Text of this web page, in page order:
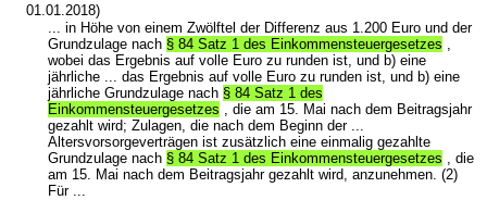
01.01.2018)
... in Höhe von einem Zwölftel der Differenz aus 1.200 Euro und der
Grundzulage nach § 84 Satz 1 des Einkommensteuergesetzes
wobei das Ergebnis auf volle Euro zu runden ist, und b) eine
jährliche ... das Ergebnis auf volle Euro zu runden ist, und b) eine
jährliche Grundzulage nach § 84 Satz 1 des
Einkommensteuergesetzes , die am 15. Mai nach dem Beitragsjahr
gezahlt wird; Zulagen, die nach dem Beginn der ...
Altersvorsorgeverträgen ist zusätzlich eine einmalig gezahlte
Grundzulage nach § 84 Satz 1 des Einkommensteuergesetzes , die
am 15. Mai nach dem Beitragsjahr gezahlt wird, anzunehmen. (2)
Für ...